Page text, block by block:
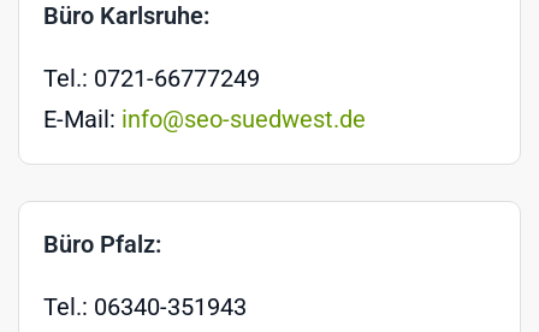
Büro Karlsruhe:
Tel.: 0721-66777249
E-Mail: info@seo-suedwest.de
Büro Pfalz:
Tel.: 06340-351943